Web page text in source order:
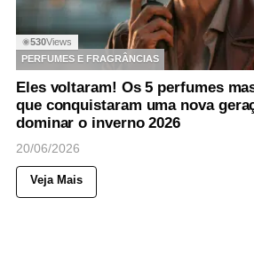
◉530Views
PERFUMES E FRAGRÂNCIAS
Eles voltaram! Os 5 perfumes
que conquistaram uma nova
dominar o inverno 2026
20/06/2026
Veja Mais